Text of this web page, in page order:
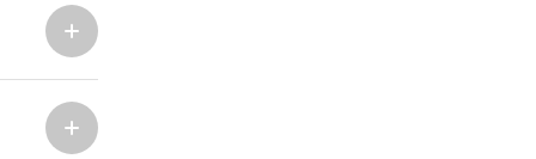
Marina Trogir - ACI
Marina Trogir - SCT
ACI Marina Dubrovnik,